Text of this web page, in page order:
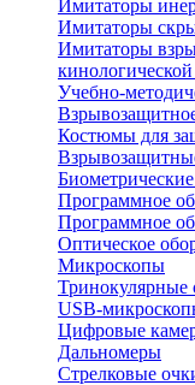
Имитаторы
Имитаторы
Имитаторы
Учебно-
Костюмы для
Программное
Программное
Оптическое
Микроскопы
Тринокулярные
USB-
Цифровые
Дальномеры
Стрелковые